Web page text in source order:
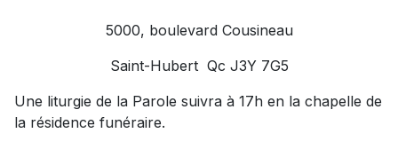
5000, boulevard Cousineau
Saint-Hubert Qc J3Y 7G5
Une liturgie de la Parole suivra à 17h en la chapelle de
la résidence funéraire.